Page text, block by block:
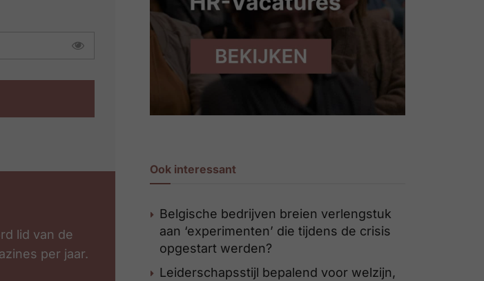
lid van de
per jaar.
Ook interessant
Belgische bedrijven breien verlengstuk
aan ‘experimenten’ die tijdens de crisis
opgestart werden?
Leiderschapsstijl bepalend voor welzijn,